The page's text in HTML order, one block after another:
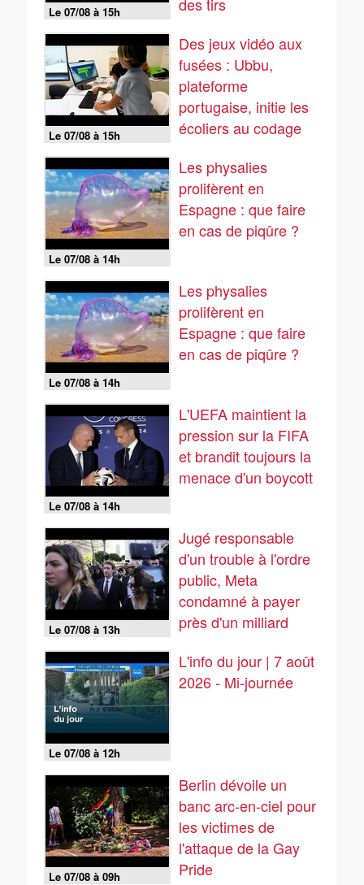
Le 07/08 à 15h
Le 07/08 à 15h
Des jeux vidéo aux
fusées : Ubbu,
plateforme
portugaise, initie les
écoliers au codage
Le 07/08 à 14h
Les physalies
prolifèrent en
Espagne : que faire
en cas de piqûre ?
Le 07/08 à 14h
Les physalies
prolifèrent en
Espagne : que faire
en cas de piqûre ?
Le 07/08 à 14h
L'UEFA maintient la
pression sur la FIFA
et brandit toujours la
menace d'un boycott
Le 07/08 à 13h
Jugé responsable
d'un trouble à l'ordre
public, Meta
condamné à payer
près d'un milliard
Le 07/08 à 12h
L'info du jour | 7 août
2026 - Mi-journée
Le 07/08 à 09h
Berlin dévoile un
banc arc-en-ciel pour
les victimes de
l'attaque de la Gay
Pride